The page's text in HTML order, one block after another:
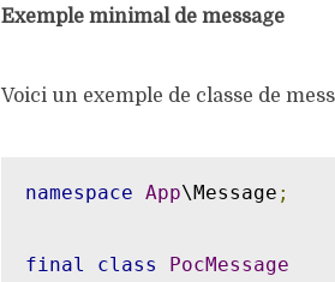
Exemple minimal de message
Voici un exemple de classe de
namespace App\Message ;
final class
PocMessage